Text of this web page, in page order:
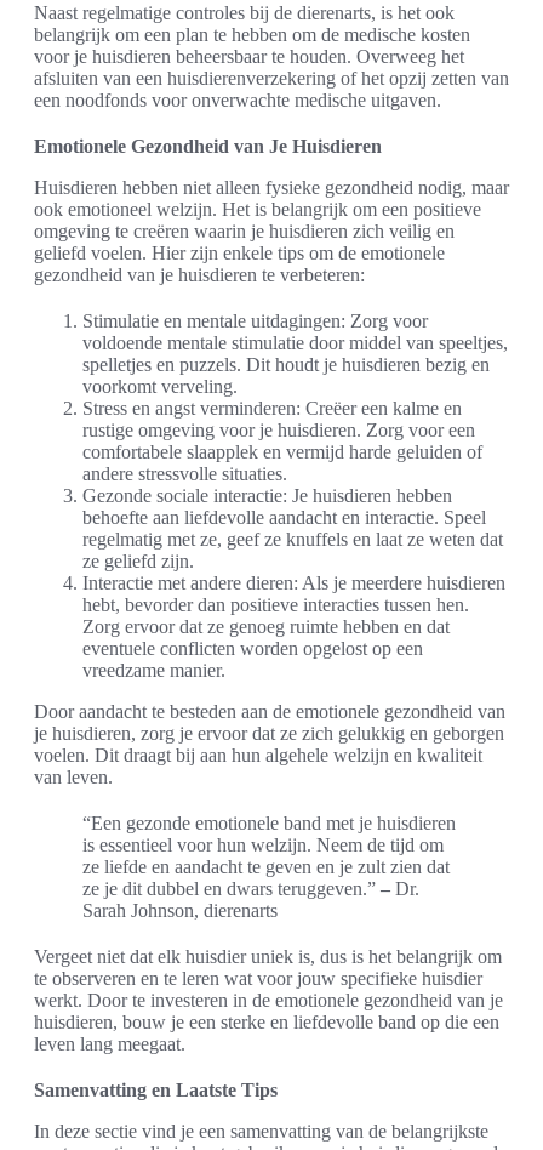
Naast regelmatige controles bij de dierenarts, is het ook
belangrijk om een plan te hebben om de medische kosten
voor je huisdieren beheersbaar te houden. Overweeg het
afsluiten van een huisdierenverzekering of het opzij zetten van
een noodfonds voor onverwachte medische uitgaven.
Emotionele Gezondheid van Je Huisdieren
Huisdieren hebben niet alleen fysieke gezondheid nodig, maar
ook emotioneel welzijn. Het is belangrijk om een positieve
omgeving te creëren waarin je huisdieren zich veilig en
geliefd voelen. Hier zijn enkele tips om de emotionele
gezondheid van je huisdieren te verbeteren:
Stimulatie en mentale uitdagingen: Zorg voor
voldoende mentale stimulatie door middel van speeltjes,
spelletjes en puzzels. Dit houdt je huisdieren bezig en
voorkomt verveling.
Stress en angst verminderen: Creëer een kalme en
rustige omgeving voor je huisdieren. Zorg voor een
comfortabele slaapplek en vermijd harde geluiden of
andere stressvolle situaties.
Gezonde sociale interactie: Je huisdieren hebben
behoefte aan liefdevolle aandacht en interactie. Speel
regelmatig met ze, geef ze knuffels en laat ze weten dat
ze geliefd zijn.
Interactie met andere dieren: Als je meerdere huisdieren
hebt, bevorder dan positieve interacties tussen hen.
Zorg ervoor dat ze genoeg ruimte hebben en dat
eventuele conflicten worden opgelost op een
vreedzame manier.
Door aandacht te besteden aan de emotionele gezondheid van
je huisdieren, zorg je ervoor dat ze zich gelukkig en geborgen
voelen. Dit draagt bij aan hun algehele welzijn en kwaliteit
van leven.
“Een gezonde emotionele band met je huisdieren
is essentieel voor hun welzijn. Neem de tijd om
ze liefde en aandacht te geven en je zult zien dat
ze je dit dubbel en dwars teruggeven.” – Dr.
Sarah Johnson, dierenarts
Vergeet niet dat elk huisdier uniek is, dus is het belangrijk om
te observeren en te leren wat voor jouw specifieke huisdier
werkt. Door te investeren in de emotionele gezondheid van je
huisdieren, bouw je een sterke en liefdevolle band op die een
leven lang meegaat.
Samenvatting en Laatste Tips
In deze sectie vind je een samenvatting van de belangrijkste